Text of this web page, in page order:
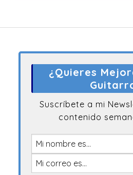
¿Quieres
Suscríbete a mi
contenido